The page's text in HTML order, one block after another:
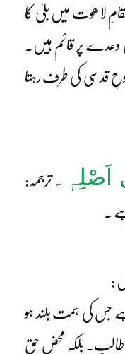
لاھوت میں بلیٰ کا
س وعدے پر قائم ہیں۔
قدسی کی طرف رہتا
اَصْلِہٖ۔ترجمہ:
۔
:
جس کی ہمت بلند ہو
طالب۔ بلکہ محض حق